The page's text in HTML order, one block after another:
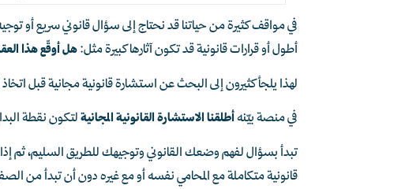
في مواقف كثيرة من حياتنا قد نحتاج إلى سؤال قانوني سريع أو
أطول أو قرارات قانونية قد تكون آثارها كبيرة مثل:هل أوقّع هذا
لهذا يلجأ كثيرون إلى البحث عن استشارة قانونية مجانية قبل
في منصة بيّنهأطلقنا الاستشارة القانونية المجانيةلتكون نقطة
تبدأ بسؤال لفهم وضعك القانوني وتوجيهك للطريق السليم، ثم
قانونية متكاملة مع المحامي نفسه أو مع غيره دون أن تبدأ من